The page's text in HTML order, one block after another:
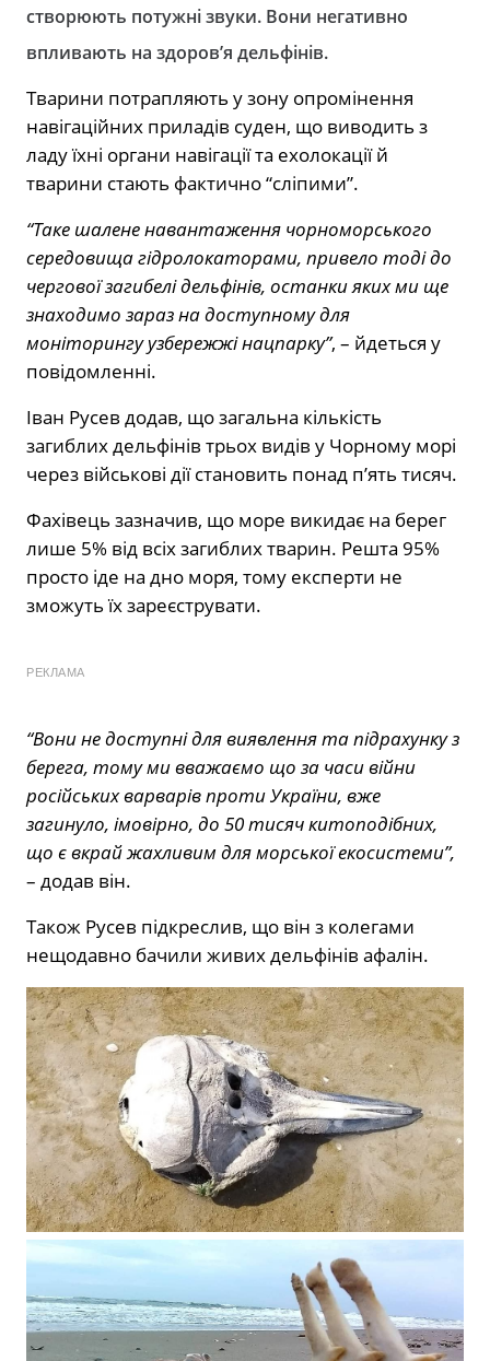
створюють потужні звуки. Вони негативно
впливають на здоров’я дельфінів.
Тварини потрапляють у зону опромінення
навігаційних приладів суден, що виводить з
ладу їхні органи навігації та ехолокації й
тварини стають фактично “сліпими”.
“Таке шалене навантаження чорноморського
середовища гідролокаторами, привело тоді до
чергової загибелі дельфінів, останки яких ми ще
знаходимо зараз на доступному для
моніторингу узбережжі нацпарку”, – йдеться у
повідомленні.
Іван Русев додав, що загальна кількість
загиблих дельфінів трьох видів у Чорному морі
через військові дії становить понад п’ять тисяч.
Фахівець зазначив, що море викидає на берег
лише 5% від всіх загиблих тварин. Решта 95%
просто іде на дно моря, тому експерти не
зможуть їх зареєструвати.
РЕКЛАМА
“Вони не доступні для виявлення та підрахунку з
берега, тому ми вважаємо що за часи війни
російських варварів проти України, вже
загинуло, імовірно, до 50 тисяч китоподібних,
що є вкрай жахливим для морської екосистеми”,
– додав він.
Також Русев підкреслив, що він з колегами
нещодавно бачили живих дельфінів афалін.